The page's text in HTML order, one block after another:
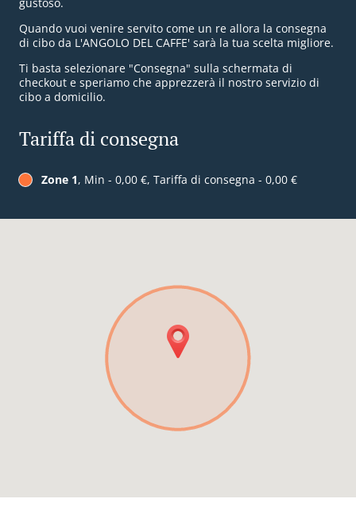
Quando vuoi venire servito come un re allora la consegna
di cibo da L'ANGOLO DEL CAFFE' sarà la tua scelta migliore.
Ti basta selezionare "Consegna" sulla schermata di
checkout e speriamo che apprezzerà il nostro servizio di
cibo a domicilio.
Tariffa di consegna
Zone 1, Min - 0,00 €, Tariffa di consegna - 0,00 €